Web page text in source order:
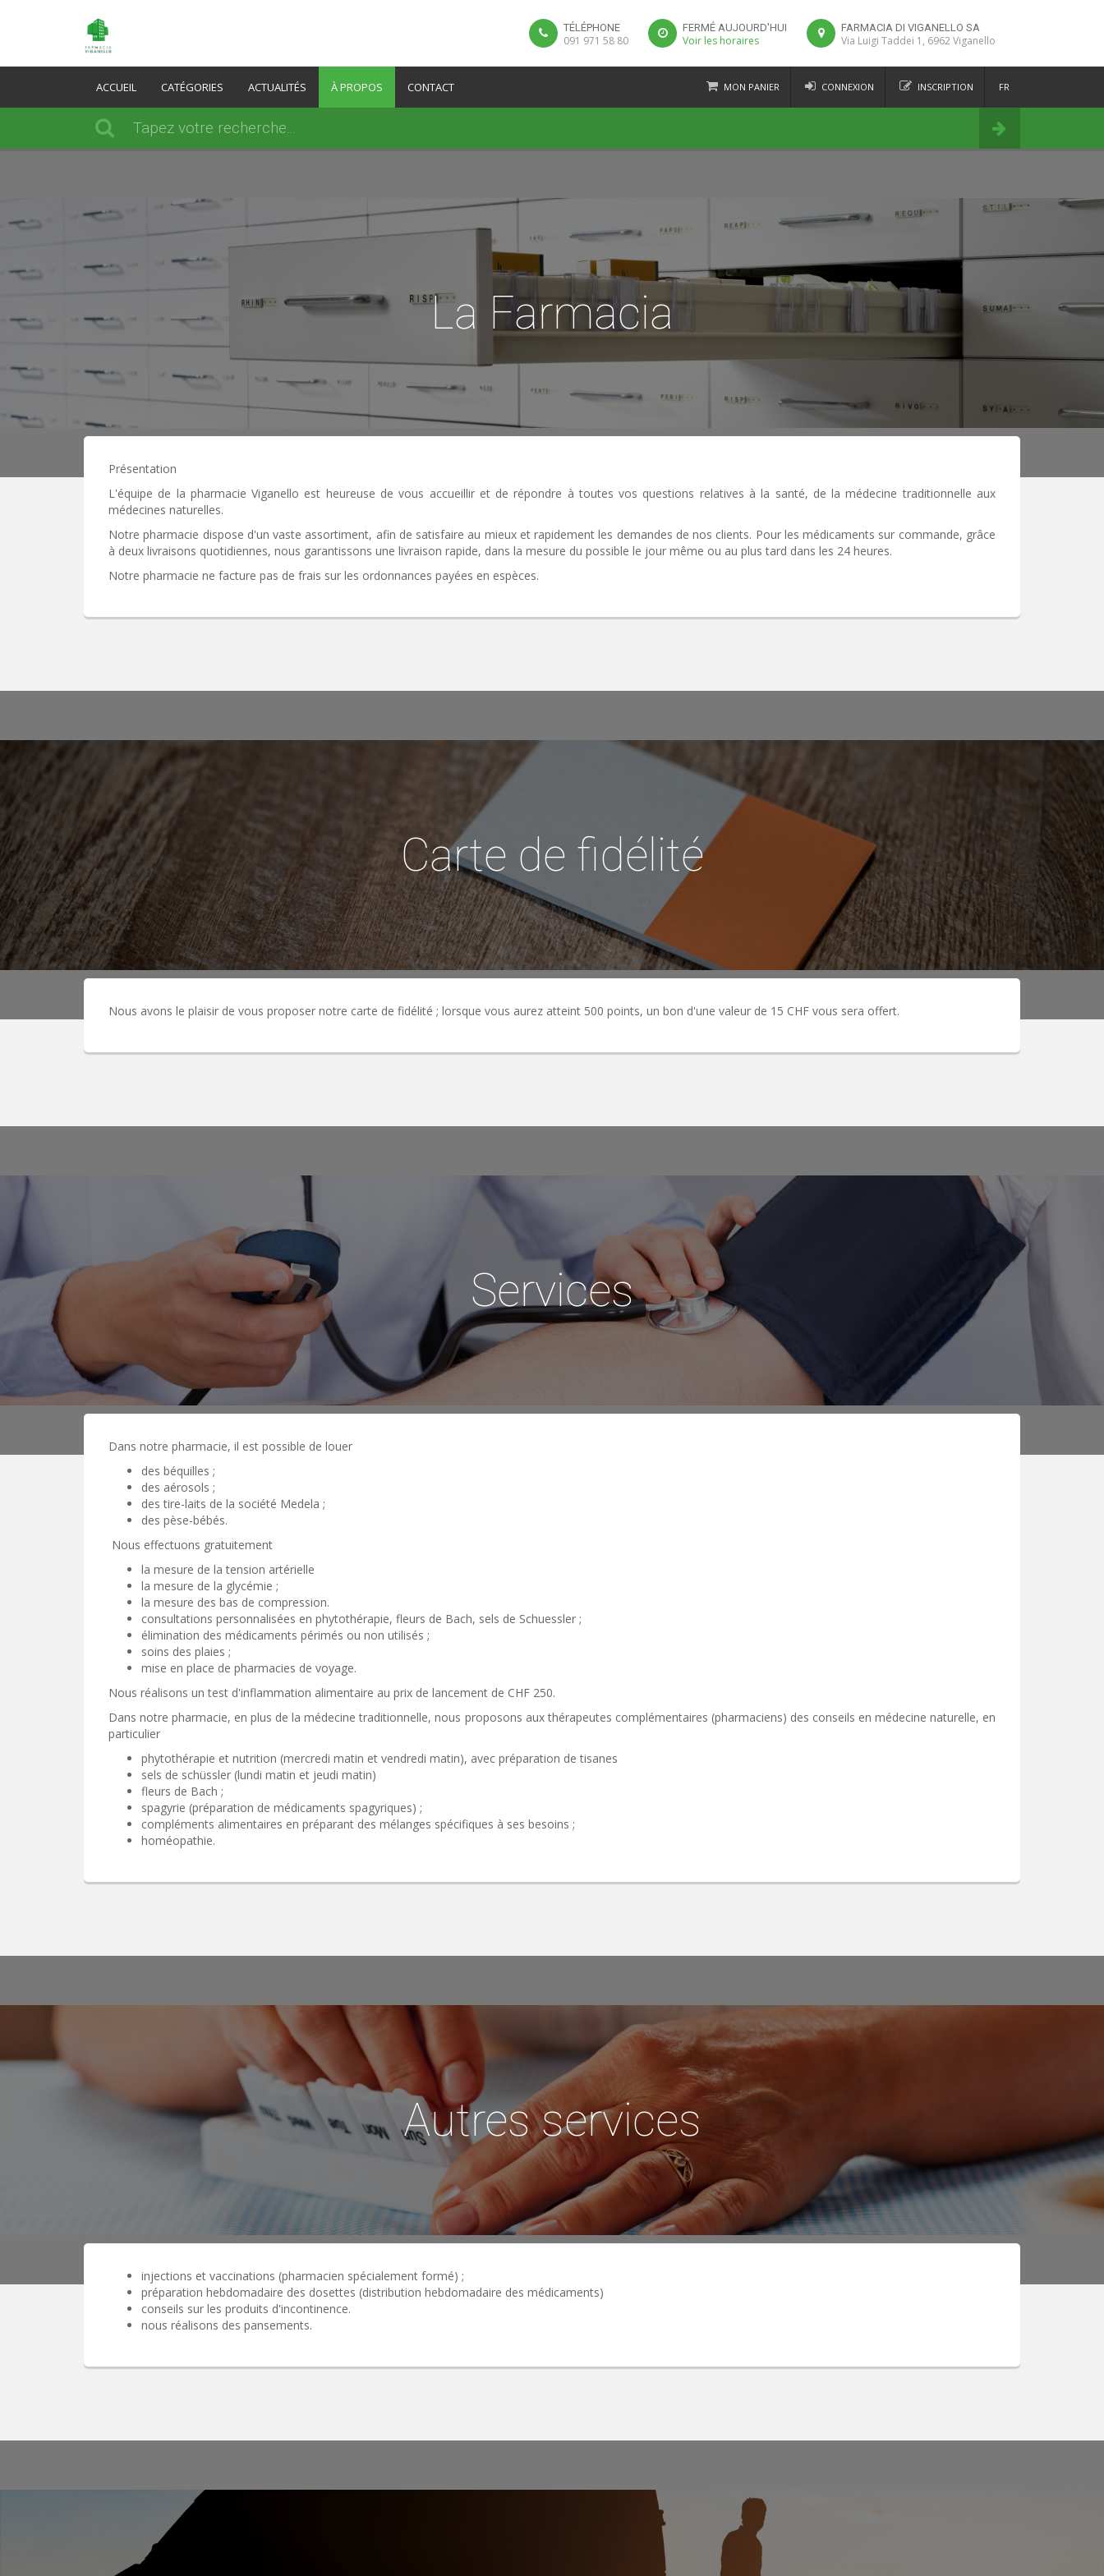
TÉLÉPHONE
091 971 58 80
FERMÉ AUJOURD'HUI
Voir les horaires
FARMACIA DI VIGANELLO SA
Via Luigi Taddei 1, 6962 Viganello
ACCUEIL CATÉGORIES ACTUALITÉS À PROPOS CONTACT MON PANIER CONNEXION INSCRIPTION FR
IT
La Farmacia
Présentation
L'équipe de la pharmacie Viganello est heureuse de vous accueillir et de répondre à toutes vos questions relatives à la santé, de la médecine traditionnelle aux
médecines naturelles.
Notre pharmacie dispose d'un vaste assortiment, afin de satisfaire au mieux et rapidement les demandes de nos clients. Pour les médicaments sur commande, grâce
à deux livraisons quotidiennes, nous garantissons une livraison rapide, dans la mesure du possible le jour même ou au plus tard dans les 24 heures.
Notre pharmacie ne facture pas de frais sur les ordonnances payées en espèces.
Carte de fidélité
Nous avons le plaisir de vous proposer notre carte de fidélité ; lorsque vous aurez atteint 500 points, un bon d'une valeur de 15 CHF vous sera offert.
Services
Dans notre pharmacie, il est possible de louer
des béquilles ;
des aérosols ;
des tire-laits de la société Medela ;
des pèse-bébés.
Nous effectuons gratuitement
la mesure de la tension artérielle
la mesure de la glycémie ;
la mesure des bas de compression.
consultations personnalisées en phytothérapie, fleurs de Bach, sels de Schuessler ;
élimination des médicaments périmés ou non utilisés ;
soins des plaies ;
mise en place de pharmacies de voyage.
Nous réalisons un test d'inflammation alimentaire au prix de lancement de CHF 250.
Dans notre pharmacie, en plus de la médecine traditionnelle, nous proposons aux thérapeutes complémentaires (pharmaciens) des conseils en médecine naturelle, en
particulier
phytothérapie et nutrition (mercredi matin et vendredi matin), avec préparation de tisanes
sels de schüssler (lundi matin et jeudi matin)
fleurs de Bach ;
spagyrie (préparation de médicaments spagyriques) ;
compléments alimentaires en préparant des mélanges spécifiques à ses besoins ;
homéopathie.
Autres services
injections et vaccinations (pharmacien spécialement formé) ;
préparation hebdomadaire des dosettes (distribution hebdomadaire des médicaments)
conseils sur les produits d'incontinence.
nous réalisons des pansements.